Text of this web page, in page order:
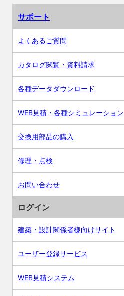
サポート
よくあるご質問
カタログ閲覧・資料請求
各種データダウンロード
WEB見積・各種シミュレーション
交換用部品の購入
修理・点検
お問い合わせ
ログイン
建築・設計関係者様向けサイト
ユーザー登録サービス
WEB見積システム